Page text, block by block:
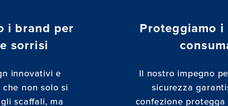
i brand per
sorrisi
innovativi e
non solo si
scaffali, ma
Proteggiamo
Il nostro impegno
sicurezza
confezione